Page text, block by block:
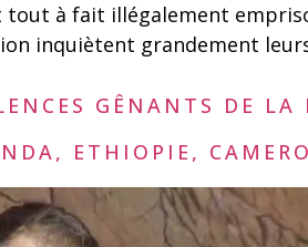
à fait illégalement
inquiètent grandement
GÊNANTS DE
ETHIOPIE,